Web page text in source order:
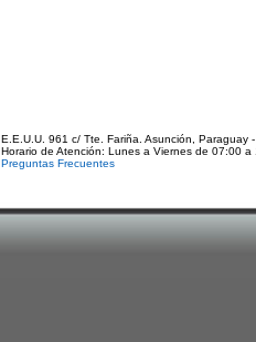
E.E.U.U. 961 c/ Tte. Fariña. Asunción, Paraguay
Horario de Atención: Lunes a Viernes de 07:00 a
Preguntas Frecuentes